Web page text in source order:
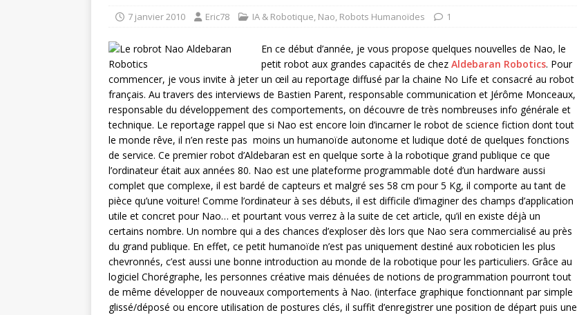
7 janvier 2010 Eric78 IA & Robotique, Nao, Robots Humanoïdes 1
En ce début d’année, je vous propose quelques nouvelles de Nao, le
petit robot aux grandes capacités de chez Aldebaran Robotics. Pour
commencer, je vous invite à jeter un œil au reportage diffusé par la chaine No Life et consacré au robot
français. Au travers des interviews de Bastien Parent, responsable communication et Jérôme Monceaux,
responsable du développement des comportements, on découvre de très nombreuses info générale et
technique. Le reportage rappel que si Nao est encore loin d’incarner le robot de science fiction dont tout
le monde rêve, il n’en reste pas moins un humanoïde autonome et ludique doté de quelques fonctions
de service. Ce premier robot d’Aldebaran est en quelque sorte à la robotique grand publique ce que
l’ordinateur était aux années 80. Nao est une plateforme programmable doté d’un hardware aussi
complet que complexe, il est bardé de capteurs et malgré ses 58 cm pour 5 Kg, il comporte au tant de
pièce qu’une voiture! Comme l’ordinateur à ses débuts, il est difficile d’imaginer des champs d’application
utile et concret pour Nao… et pourtant vous verrez à la suite de cet article, qu’il en existe déjà un
certains nombre. Un nombre qui a des chances d’exploser dès lors que Nao sera commercialisé au près
du grand publique. En effet, ce petit humanoïde n’est pas uniquement destiné aux roboticien les plus
chevronnés, c’est aussi une bonne introduction au monde de la robotique pour les particuliers. Grâce au
logiciel Chorégraphe, les personnes créative mais dénuées de notions de programmation pourront tout
de même développer de nouveaux comportements à Nao. (interface graphique fonctionnant par simple
glissé/déposé ou encore utilisation de postures clés, il suffit d’enregistrer une position de départ puis une